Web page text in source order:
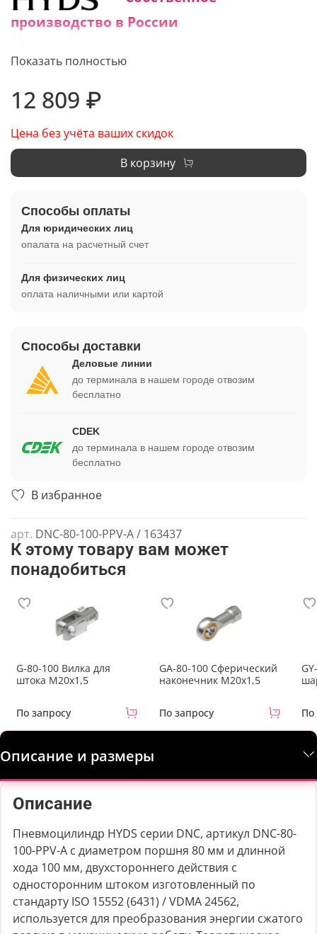
В избранное
арт. DNC-80-100-PPV-A / 163437
производство в России
Средний срок изготовления:
Показать полностью
12 809 ₽
Цена без учёта ваших скидок
В корзину
Способы оплаты
Для юридических лиц
опалата на расчетный счет
Для физических лиц
оплата наличными или картой
Способы доставки
Деловые линии
до терминала в нашем городе отвозим
бесплатно
CDEK
до терминала в нашем городе отвозим
бесплатно
К этому товару вам может
понадобиться
G-80-100 Вилка для
штока M20x1,5
По запросу
GA-80-100 Сферический
наконечник M20x1,5
По запросу По
Описание и размеры
Описание
Пневмоцилиндр HYDS серии DNC, артикул DNC-80-
100-PPV-A с диаметром поршня 80 мм и длинной
хода 100 мм, двухстороннего действия с
односторонним штоком изготовленный по
стандарту ISO 15552 (6431) / VDMA 24562,
используется для преобразования энергии сжатого